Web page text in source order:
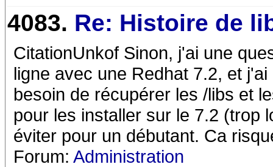
4083. Re: Histoire de
CitationUnkof Sinon, j'ai une
ligne avec une Redhat 7.2, et
besoin de récupérer les /libs et
pour les installer sur le 7.2 (trop
éviter pour un débutant. Ca
Forum: Administration